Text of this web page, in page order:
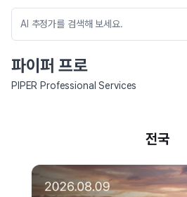
파이퍼 프로
PIPER Professional Services